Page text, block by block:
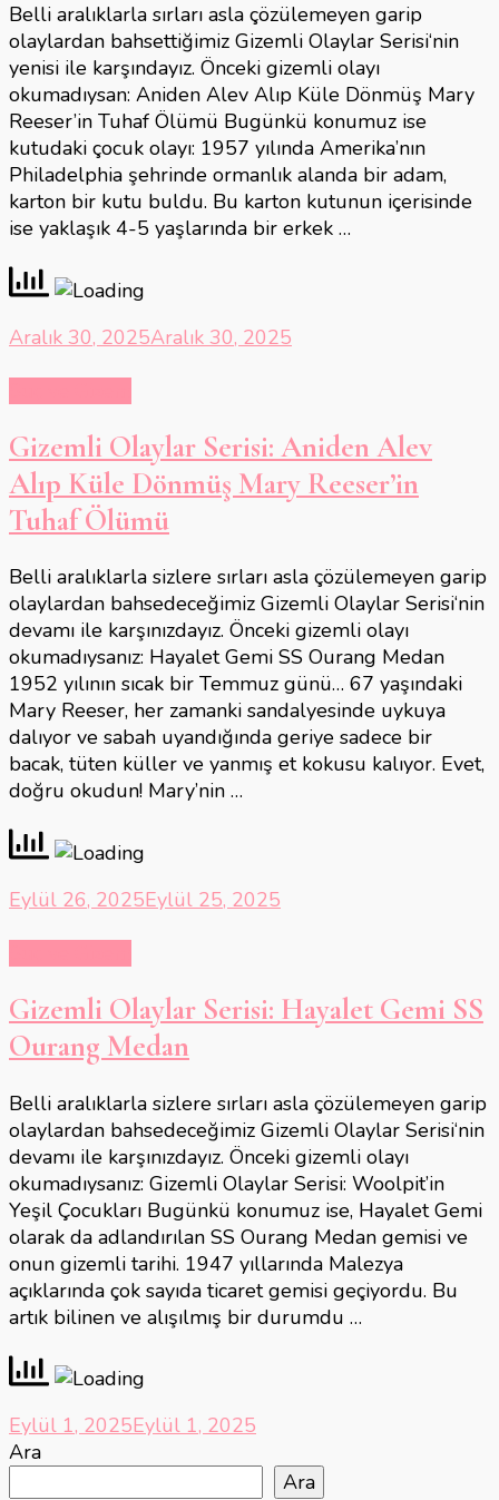
Belli aralıklarla sırları asla çözülemeyen garip
olaylardan bahsettiğimiz Gizemli Olaylar Serisi‘nin
yenisi ile karşındayız. Önceki gizemli olayı
okumadıysan: Aniden Alev Alıp Küle Dönmüş Mary
Reeser’in Tuhaf Ölümü Bugünkü konumuz ise
kutudaki çocuk olayı: 1957 yılında Amerika’nın
Philadelphia şehrinde ormanlık alanda bir adam,
karton bir kutu buldu. Bu karton kutunun içerisinde
ise yaklaşık 4-5 yaşlarında bir erkek …
Aralık 30, 2025Aralık 30, 2025
Gizemli Olaylar Serisi: Aniden Alev
Alıp Küle Dönmüş Mary Reeser’in
Tuhaf Ölümü
Belli aralıklarla sizlere sırları asla çözülemeyen garip
olaylardan bahsedeceğimiz Gizemli Olaylar Serisi‘nin
devamı ile karşınızdayız. Önceki gizemli olayı
okumadıysanız: Hayalet Gemi SS Ourang Medan
1952 yılının sıcak bir Temmuz günü… 67 yaşındaki
Mary Reeser, her zamanki sandalyesinde uykuya
dalıyor ve sabah uyandığında geriye sadece bir
bacak, tüten küller ve yanmış et kokusu kalıyor. Evet,
doğru okudun! Mary’nin …
Eylül 26, 2025Eylül 25, 2025
Gizemli Olaylar Serisi: Hayalet Gemi SS
Ourang Medan
Belli aralıklarla sizlere sırları asla çözülemeyen garip
olaylardan bahsedeceğimiz Gizemli Olaylar Serisi‘nin
devamı ile karşınızdayız. Önceki gizemli olayı
okumadıysanız: Gizemli Olaylar Serisi: Woolpit’in
Yeşil Çocukları Bugünkü konumuz ise, Hayalet Gemi
olarak da adlandırılan SS Ourang Medan gemisi ve
onun gizemli tarihi. 1947 yıllarında Malezya
açıklarında çok sayıda ticaret gemisi geçiyordu. Bu
artık bilinen ve alışılmış bir durumdu …
Eylül 1, 2025Eylül 1, 2025
Ara
Ara